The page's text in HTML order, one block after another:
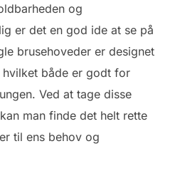
og
er det en god ide at se på
brusehoveder er designet
både er godt for
Ved at tage disse
man finde det helt rette
til ens behov og